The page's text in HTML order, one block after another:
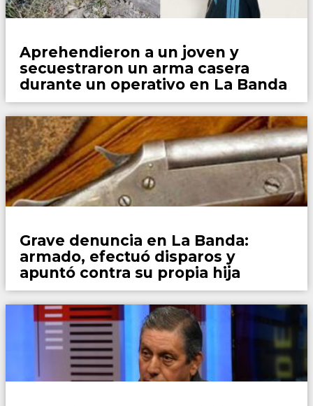
Aprehendieron a un joven y
secuestraron un arma casera
durante un operativo en La Banda
Grave denuncia en La Banda:
armado, efectuó disparos y
apuntó contra su propia hija